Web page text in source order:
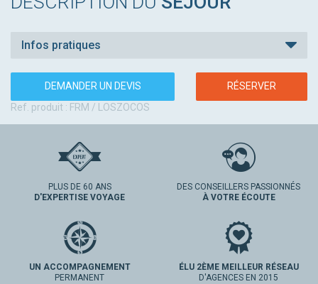
Infos pratiques
DEMANDER UN DEVIS
RÉSERVER
Ref. produit : FRM / LOSZOCOS
PLUS DE 60 ANS
D'EXPERTISE VOYAGE
DES CONSEILLERS PASSIONNÉS
À VOTRE ÉCOUTE
UN ACCOMPAGNEMENT
PERMANENT
ÉLU 2ÈME MEILLEUR RÉSEAU
D'AGENCES EN 2015